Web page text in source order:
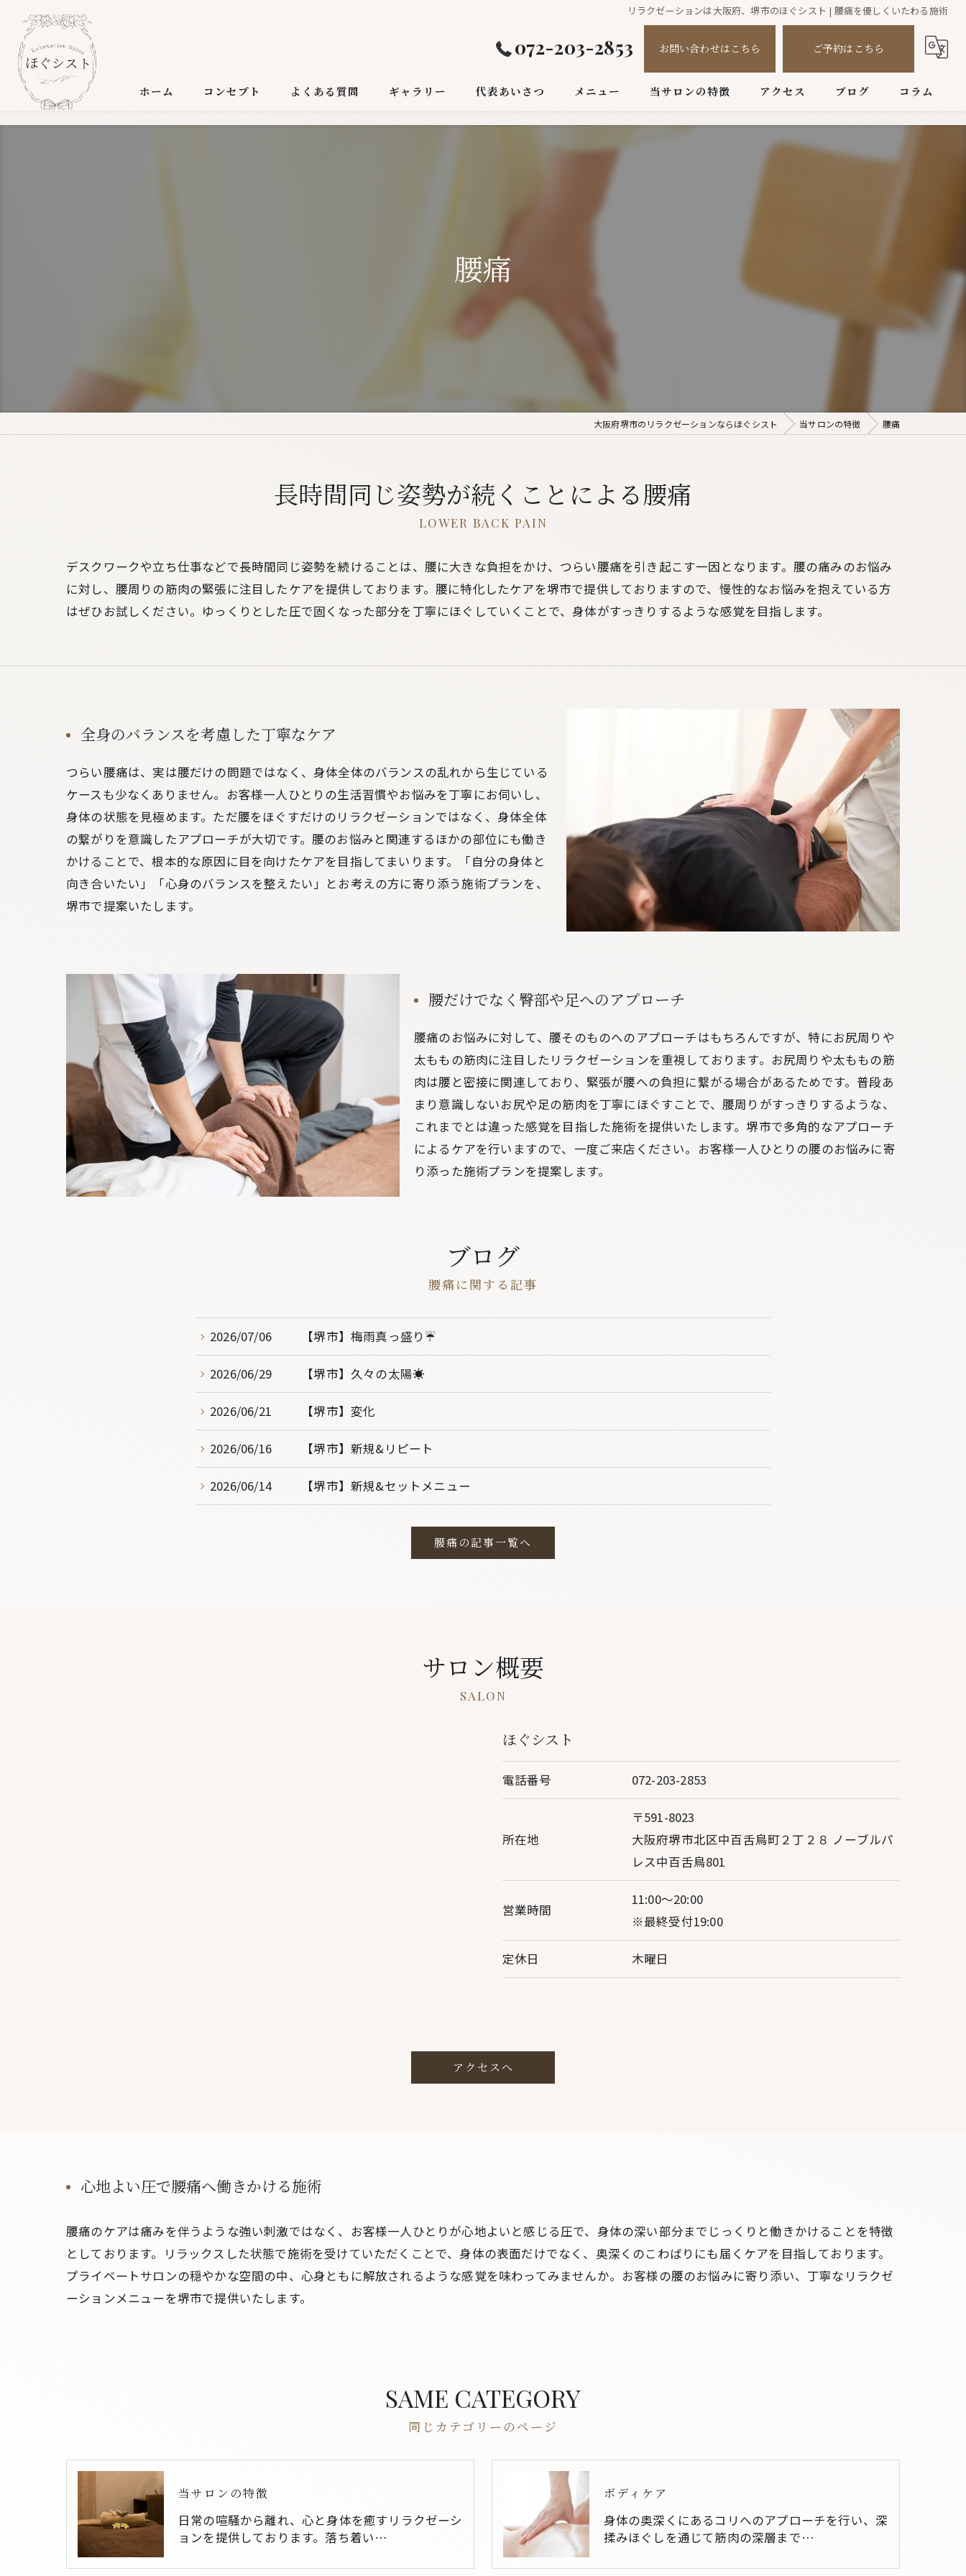
リラクゼーションは大阪府、堺市のほぐシスト | 腰痛を優しくいたわる施術
072-203-2853 お問い合わせはこちら ご予約はこちら
ホーム コンセプト よくある質問 ギャラリー 代表あいさつ メニュー 当サロンの特徴 アクセス ブログ コラム
腰痛
大阪府堺市のリラクゼーションならほぐシスト 当サロンの特徴 腰痛
長時間同じ姿勢が続くことによる腰痛
LOWER BACK PAIN
デスクワークや立ち仕事などで長時間同じ姿勢を続けることは、腰に大きな負担をかけ、つらい腰痛を引き起こす一因となります。腰の痛みのお悩み
に対し、腰周りの筋肉の緊張に注目したケアを提供しております。腰に特化したケアを堺市で提供しておりますので、慢性的なお悩みを抱えている方
はぜひお試しください。ゆっくりとした圧で固くなった部分を丁寧にほぐしていくことで、身体がすっきりするような感覚を目指します。
全身のバランスを考慮した丁寧なケア
つらい腰痛は、実は腰だけの問題ではなく、身体全体のバランスの乱れから生じている
ケースも少なくありません。お客様一人ひとりの生活習慣やお悩みを丁寧にお伺いし、
身体の状態を見極めます。ただ腰をほぐすだけのリラクゼーションではなく、身体全体
の繋がりを意識したアプローチが大切です。腰のお悩みと関連するほかの部位にも働き
かけることで、根本的な原因に目を向けたケアを目指してまいります。「自分の身体と
向き合いたい」「心身のバランスを整えたい」とお考えの方に寄り添う施術プランを、
堺市で提案いたします。
腰だけでなく臀部や足へのアプローチ
腰痛のお悩みに対して、腰そのものへのアプローチはもちろんですが、特にお尻周りや
太ももの筋肉に注目したリラクゼーションを重視しております。お尻周りや太ももの筋
肉は腰と密接に関連しており、緊張が腰への負担に繋がる場合があるためです。普段あ
まり意識しないお尻や足の筋肉を丁寧にほぐすことで、腰周りがすっきりするような、
これまでとは違った感覚を目指した施術を提供いたします。堺市で多角的なアプローチ
によるケアを行いますので、一度ご来店ください。お客様一人ひとりの腰のお悩みに寄
り添った施術プランを提案します。
ブログ
腰痛に関する記事
2026/07/06 【堺市】梅雨真っ盛り☔️
2026/06/29 【堺市】久々の太陽☀️
2026/06/21 【堺市】変化
2026/06/16 【堺市】新規&リピート
2026/06/14 【堺市】新規&セットメニュー
腰痛の記事一覧へ
サロン概要
SALON
ほぐシスト
電話番号 072-203-2853
所在地
〒591-8023
大阪府堺市北区中百舌鳥町２丁２８ ノーブルパ
レス中百舌鳥801
営業時間
11:00～20:00
※最終受付19:00
定休日 木曜日
アクセスへ
心地よい圧で腰痛へ働きかける施術
腰痛のケアは痛みを伴うような強い刺激ではなく、お客様一人ひとりが心地よいと感じる圧で、身体の深い部分までじっくりと働きかけることを特徴
としております。リラックスした状態で施術を受けていただくことで、身体の表面だけでなく、奥深くのこわばりにも届くケアを目指しております。
プライベートサロンの穏やかな空間の中、心身ともに解放されるような感覚を味わってみませんか。お客様の腰のお悩みに寄り添い、丁寧なリラクゼ
ーションメニューを堺市で提供いたします。
同じカテゴリーのページ
SAME CATEGORY
当サロンの特徴
日常の喧騒から離れ、心と身体を癒すリラクゼーシ
ョンを提供しております。落ち着い…
ボディケア
身体の奥深くにあるコリへのアプローチを行い、深
揉みほぐしを通じて筋肉の深層まで…